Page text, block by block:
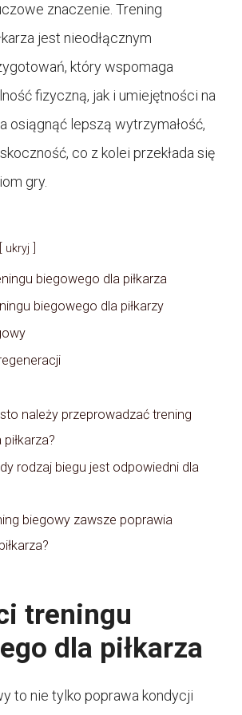
znaczenie. Trening
jest nieodłącznym
który wspomaga
fizyczną, jak i umiejętności na
osiągnąć lepszą wytrzymałość,
co z kolei przekłada się
gry.
ukryj
biegowego dla piłkarza
biegowego dla piłkarzy
należy przeprowadzać trening
rodzaj biegu jest odpowiedni dla
biegowy zawsze poprawia
treningu
dla piłkarza
to nie tylko poprawa kondycji